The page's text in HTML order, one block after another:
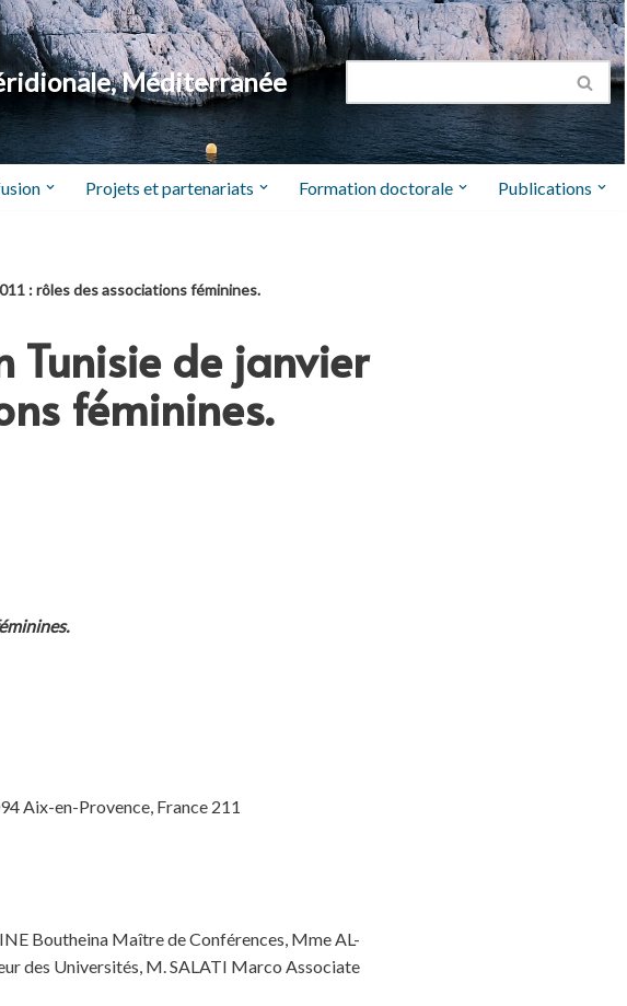
Méditerranée
Projets et partenariats Formation doctorale Publications
: rôles des associations féminines.
Tunisie de janvier
féminines.
Aix-en-Provence, France 211
Boutheina Maître de Conférences, Mme AL-
des Universités, M. SALATI Marco Associate